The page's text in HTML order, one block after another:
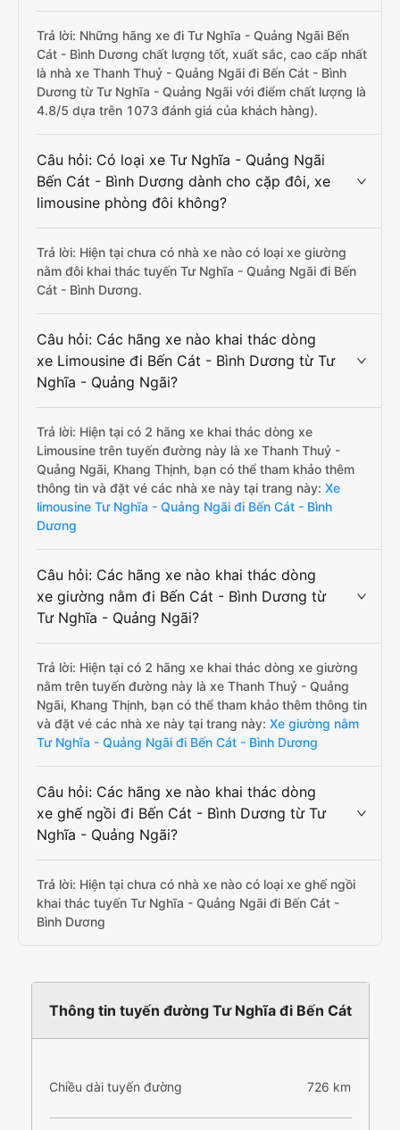
Trả lời: Những hãng xe đi Tư Nghĩa - Quảng Ngãi Bến
Cát - Bình Dương chất lượng tốt, xuất sắc, cao cấp nhất
là nhà xe Thanh Thuỷ - Quảng Ngãi đi Bến Cát - Bình
Dương từ Tư Nghĩa - Quảng Ngãi với điểm chất lượng là
4.8/5 dựa trên 1073 đánh giá của khách hàng).
Câu hỏi: Có loại xe Tư Nghĩa - Quảng Ngãi
Bến Cát - Bình Dương dành cho cặp đôi, xe
limousine phòng đôi không?
Trả lời: Hiện tại chưa có nhà xe nào có loại xe giường
nằm đôi khai thác tuyến Tư Nghĩa - Quảng Ngãi đi Bến
Cát - Bình Dương.
Câu hỏi: Các hãng xe nào khai thác dòng
xe Limousine đi Bến Cát - Bình Dương từ Tư
Nghĩa - Quảng Ngãi?
Trả lời: Hiện tại có 2 hãng xe khai thác dòng xe
Limousine trên tuyến đường này là xe Thanh Thuỷ -
Quảng Ngãi, Khang Thịnh, bạn có thể tham khảo thêm
thông tin và đặt vé các nhà xe này tại trang này: Xe
limousine Tư Nghĩa - Quảng Ngãi đi Bến Cát - Bình
Dương
Câu hỏi: Các hãng xe nào khai thác dòng
xe giường nằm đi Bến Cát - Bình Dương từ
Tư Nghĩa - Quảng Ngãi?
Trả lời: Hiện tại có 2 hãng xe khai thác dòng xe giường
nằm trên tuyến đường này là xe Thanh Thuỷ - Quảng
Ngãi, Khang Thịnh, bạn có thể tham khảo thêm thông tin
và đặt vé các nhà xe này tại trang này: Xe giường nằm
Tư Nghĩa - Quảng Ngãi đi Bến Cát - Bình Dương
Câu hỏi: Các hãng xe nào khai thác dòng
xe ghế ngồi đi Bến Cát - Bình Dương từ Tư
Nghĩa - Quảng Ngãi?
Trả lời: Hiện tại chưa có nhà xe nào có loại xe ghế ngồi
khai thác tuyến Tư Nghĩa - Quảng Ngãi đi Bến Cát -
Bình Dương
Thông tin tuyến đường Tư Nghĩa đi Bến Cát
Chiều dài tuyến đường 726 km